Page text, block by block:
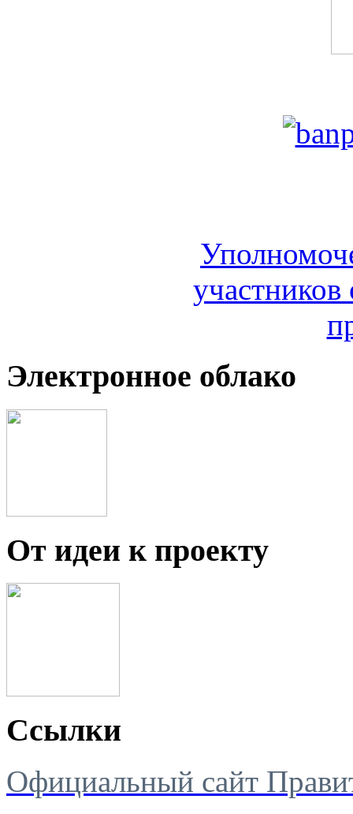
участников
Электронное облако
От идеи к проекту
Ссылки
Официальный сайт